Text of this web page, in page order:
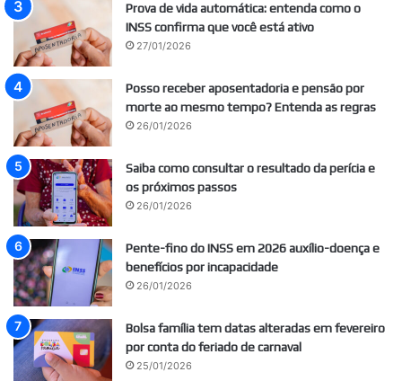
Prova de vida automática: entenda como o
INSS confirma que você está ativo
27/01/2026
Posso receber aposentadoria e pensão por
morte ao mesmo tempo? Entenda as regras
26/01/2026
Saiba como consultar o resultado da perícia e
os próximos passos
26/01/2026
Pente-fino do INSS em 2026 auxílio-doença e
benefícios por incapacidade
26/01/2026
Bolsa família tem datas alteradas em fevereiro
por conta do feriado de carnaval
25/01/2026